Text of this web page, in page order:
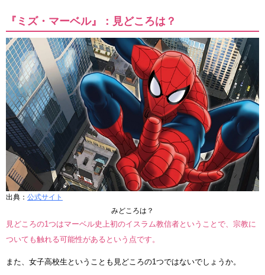
『ミズ・マーベル』：見どころは？
出典： 公式サイト
みどころは？
見どころの1つはマーベル史上初のイスラム教信者ということで、宗教に
ついても触れる可能性があるという点です。
また、女子高校生ということも見どころの1つではないでしょうか。